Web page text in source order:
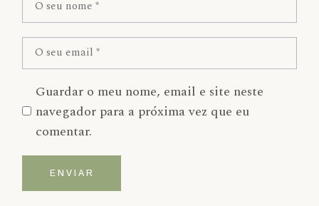
Guardar o meu nome, email e site neste
navegador para a próxima vez que eu
comentar.
ENVIAR